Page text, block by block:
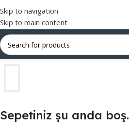
Skip to navigation
Skip to main content
Sepetiniz şu anda boş.